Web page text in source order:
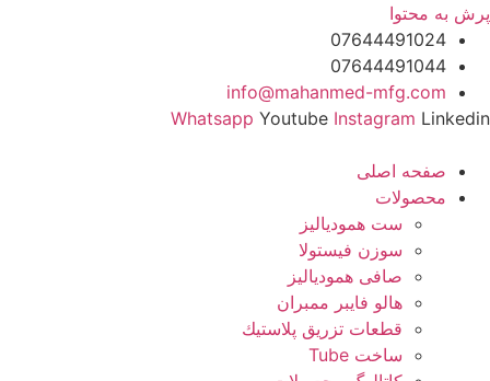
پرش به محتوا
07644491024
07644491044
info@mahanmed-mfg.com
Whatsapp Youtube Instagram Linkedin
صفحه اصلی
محصولات
ست همودیالیز
سوزن فیستولا
صافی همودیالیز
هالو فایبر ممبران
قطعات تزريق پلاستيك
ساخت Tube